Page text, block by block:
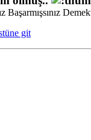
git